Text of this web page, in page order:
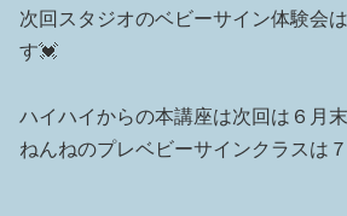
次回スタジオのベビーサイン体験会
す💓
ハイハイからの本講座は次回は６月末
ねんねのプレベビーサインクラスは